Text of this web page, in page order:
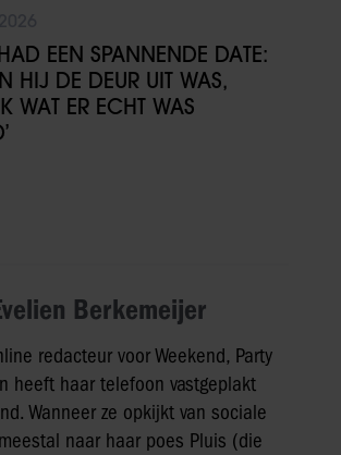
EEN SPANNENDE DATE:
HIJ DE DEUR UIT WAS,
WAT ER ECHT WAS
Berkemeijer
redacteur voor Weekend, Party
heeft haar telefoon vastgeplakt
Wanneer ze opkijkt van sociale
naar haar poes Pluis (die